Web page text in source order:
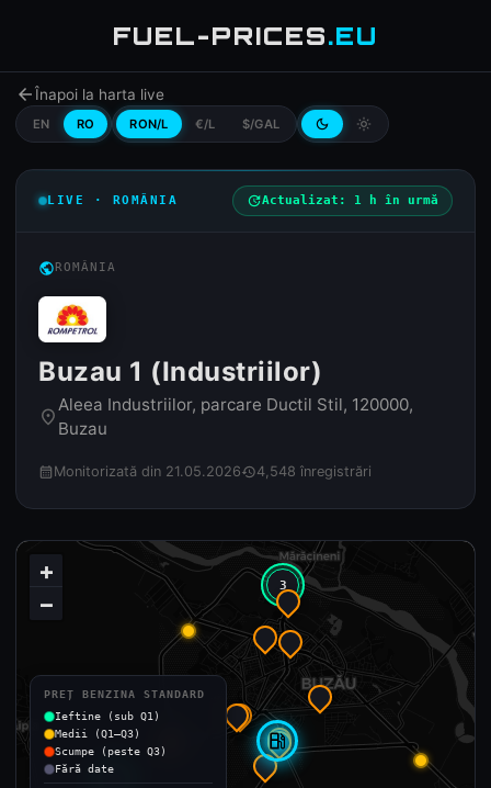
FUEL-PRICES.EU
arrow_backÎnapoi la harta live
EN RO RON/L €/L $/GAL dark_mode light_mode
LIVE · ROMÂNIA updateActualizat: 1 h în urmă
publicROMÂNIA
Buzau 1 (Industriilor)
place
Aleea Industriilor, parcare Ductil Stil, 120000,
Buzau
calendar_month Monitorizată din 21.05.2026history4,548 înregistrări
local_gas_station
2
3
+
−
PREȚ BENZINA STANDARD
Ieftine (sub Q1)
Medii (Q1–Q3)
Scumpe (peste Q3)
Fără date